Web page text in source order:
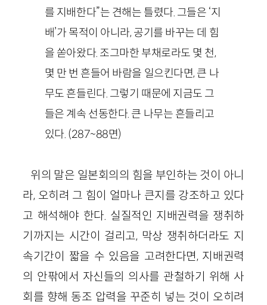
를 지배한다”는 견해는 틀렸다. 그들은 ‘지
배’가 목적이 아니라, 공기를 바꾸는 데 힘
을 쏟아왔다. 조그마한 부채로라도 몇 천,
몇 만 번 흔들어 바람을 일으킨다면, 큰 나
무도 흔들린다. 그렇기 때문에 지금도 그
들은 계속 선동한다. 큰 나무는 흔들리고
있다. (287~88면)
위의 말은 일본회의의 힘을 부인하는 것이 아니
라, 오히려 그 힘이 얼마나 큰지를 강조하고 있다
고 해석해야 한다. 실질적인 지배권력을 쟁취하
기까지는 시간이 걸리고, 막상 쟁취하더라도 지
속기간이 짧을 수 있음을 고려한다면, 지배권력
의 안팎에서 자신들의 의사를 관철하기 위해 사
회를 향해 동조 압력을 꾸준히 넣는 것이 오히려